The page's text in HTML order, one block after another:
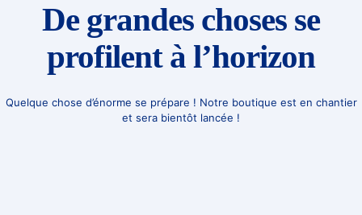
De grandes choses se
profilent à l’horizon
Quelque chose d’énorme se prépare ! Notre boutique est en chantier
et sera bientôt lancée !